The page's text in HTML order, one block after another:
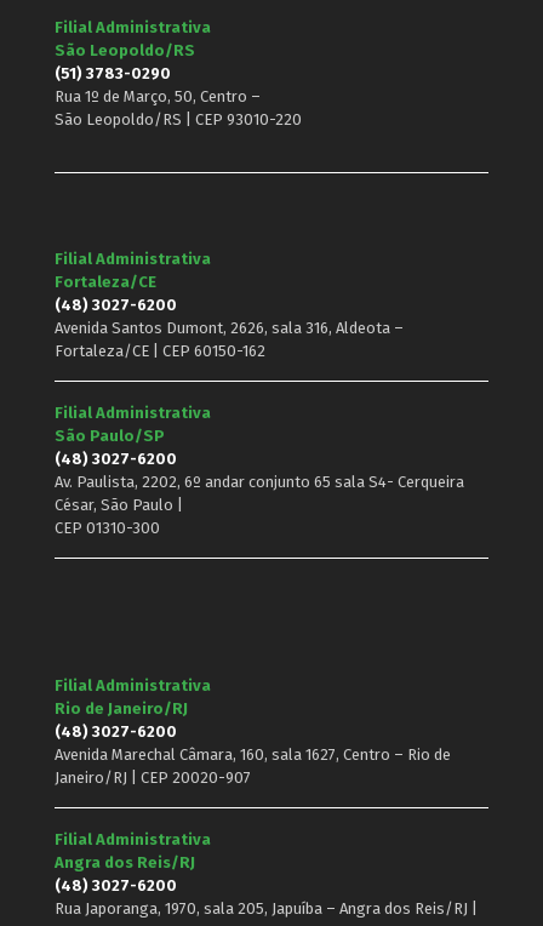
Filial Administrativa
São Leopoldo/RS
(51) 3783-0290
Rua 1º de Março, 50, Centro –
São Leopoldo/RS | CEP 93010-220
Filial Administrativa
Fortaleza/CE
(48) 3027-6200
Avenida Santos Dumont, 2626, sala 316, Aldeota –
Fortaleza/CE | CEP 60150-162
Filial Administrativa
São Paulo/SP
(48) 3027-6200
Av. Paulista, 2202, 6º andar conjunto 65 sala S4- Cerqueira
César, São Paulo |
CEP 01310-300
Filial Administrativa
Rio de Janeiro/RJ
(48) 3027-6200
Avenida Marechal Câmara, 160, sala 1627, Centro – Rio de
Janeiro/RJ | CEP 20020-907
Filial Administrativa
Angra dos Reis/RJ
(48) 3027-6200
Rua Japoranga, 1970, sala 205, Japuíba – Angra dos Reis/RJ |